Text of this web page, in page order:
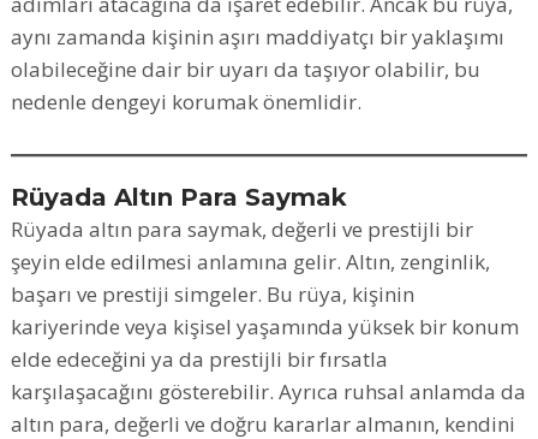
aynı zamanda kişinin aşırı maddiyatçı bir yaklaşımı
olabileceğine dair bir uyarı da taşıyor olabilir, bu
nedenle dengeyi korumak önemlidir.
Rüyada Altın Para Saymak
Rüyada altın para saymak, değerli ve prestijli bir
şeyin elde edilmesi anlamına gelir. Altın, zenginlik,
başarı ve prestiji simgeler. Bu rüya, kişinin
kariyerinde veya kişisel yaşamında yüksek bir konum
elde edeceğini ya da prestijli bir fırsatla
karşılaşacağını gösterebilir. Ayrıca ruhsal anlamda da
altın para, değerli ve doğru kararlar almanın, kendini